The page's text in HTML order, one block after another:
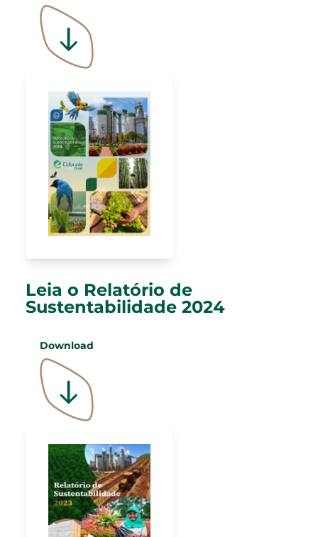
Leia o Relatório de
Sustentabilidade 2024
Download